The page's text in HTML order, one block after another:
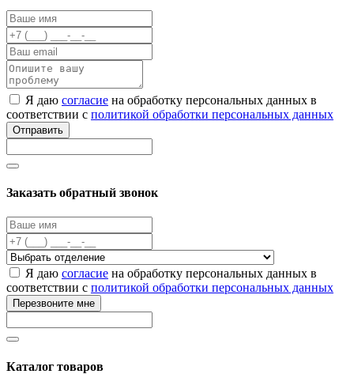
Я даю согласие на обработку персональных данных в
соответствии с политикой обработки персональных данных
Отправить
Заказать обратный звонок
Я даю согласие на обработку персональных данных в
соответствии с политикой обработки персональных данных
Перезвоните мне
Каталог товаров